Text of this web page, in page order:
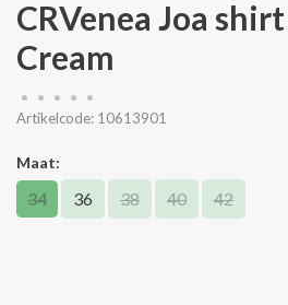
CRVenea Joa
Cream
• • • •
•
Artikelcode: 10613901
Maat:
34 36 38 40 42